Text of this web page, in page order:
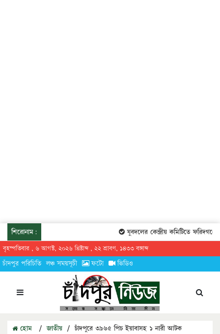
শিরোনাম: যুবদলের কেন্দ্রীয় কমিটিতে ফরিদগঞ্জের
বৃহস্পতিবার , ৬ আগস্ট, ২০২৬ খ্রিষ্টাব্দ , ২২ শ্রাবণ, ১৪৩৩ বঙ্গাব্দ
চাঁদপুর পরিচিতি লঞ্চ সময়সূচী ফটো ভিডিও
হোম / জাতীয় / চাঁদপুরে ৩৯৬৫ পিচ ইয়াবাসহ ১ নারী আটক